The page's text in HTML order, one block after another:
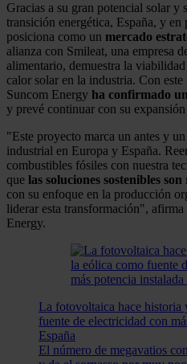
Gracias a su gran potencial solar y
transición energética, España, y
posiciona como un mercado
alianza con Smileat, una empresa
alimentario, demuestra la
calor solar en la industria. Con
Suncom Energy ha confirmado
y prevé continuar con su
"Este proyecto marca un antes y
industrial en Europa y España.
combustibles fósiles con nuestra
que las soluciones sostenibles
con su enfoque en la producción
liderar esta transformación",
Energy.
La fotovoltaica hace historia
fuente de electricidad con
España
El número de megavatios